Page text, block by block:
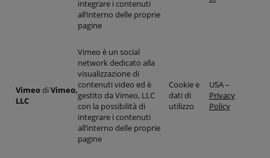
integrare i contenuti
all’interno delle proprie
pagine
Vimeodi Vimeo,
LLC
Vimeo è un social
network dedicato alla
visualizzazione di
contenuti video ed è
gestito da Vimeo, LLC
con la possibilità di
integrare i contenuti
all’interno delle proprie
pagine
Cookie e
dati di
utilizzo
USA –
Privacy
Policy